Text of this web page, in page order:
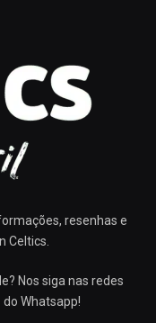
resenhas e
Celtics.
Nos siga nas redes
Whatsapp!